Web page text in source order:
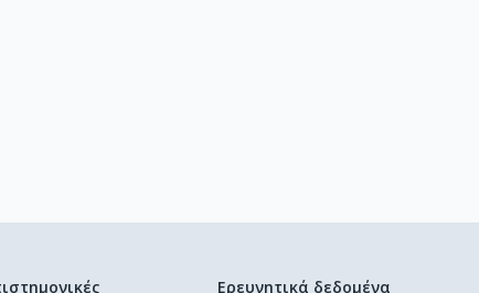
Ερευνητικά δεδομένα